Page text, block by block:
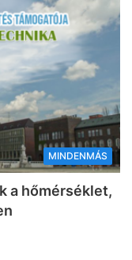
MINDENMÁS
a hőmérséklet,